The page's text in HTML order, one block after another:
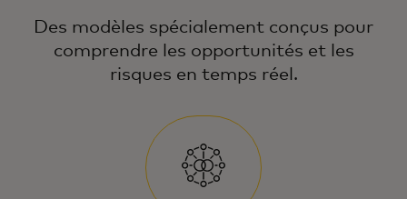
Des modèles spécialement conçus pour
comprendre les opportunités et les
risques en temps réel.